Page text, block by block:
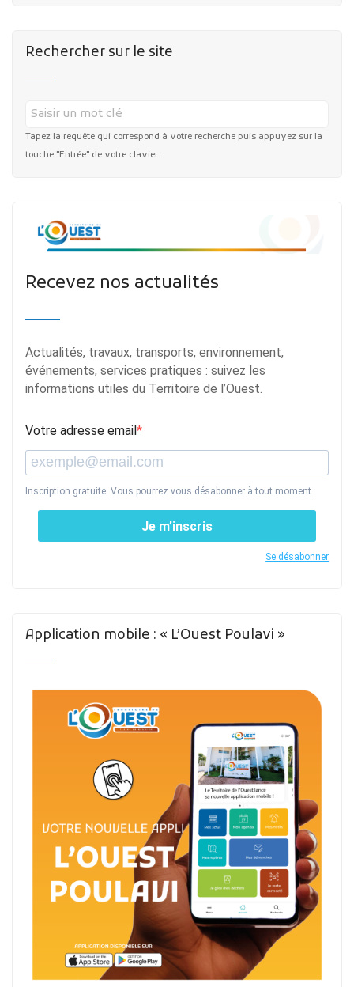
Rechercher sur le site
Tapez la requête qui correspond à votre recherche puis appuyez sur la
touche "Entrée" de votre clavier.
Recevez nos actualités
Actualités, travaux, transports, environnement,
événements, services pratiques : suivez les
informations utiles du Territoire de l’Ouest.
Votre adresse email
Inscription gratuite. Vous pourrez vous désabonner à tout moment.
Je m’inscris
Se désabonner
Application mobile : « L’Ouest Poulavi »